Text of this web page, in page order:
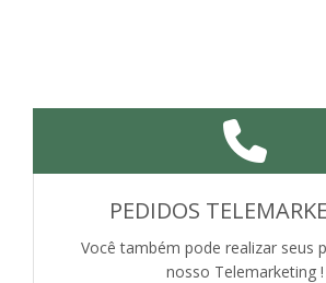
PEDIDOS
Você também pode realizar seus
nosso Telemarketing !